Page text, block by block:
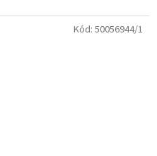
Kód: 50056944/1